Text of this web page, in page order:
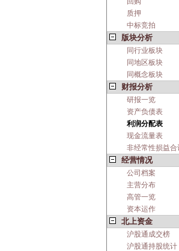
质押
中标竞拍
版块分析
同行业板块
同地区板块
同概念板块
财报分析
研报一览
资产负债表
利润分配表
现金流量表
非经常性损益合
经营情况
公司档案
主营分布
高管一览
资本运作
北上资金
沪股通成交榜
沪股通持股统计